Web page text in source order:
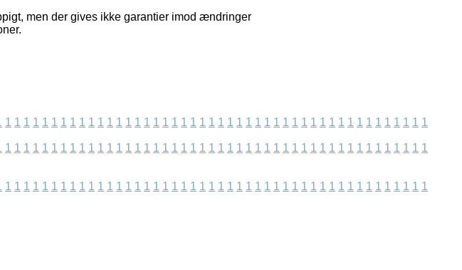
men der gives ikke garantier imod ændringer
1 1 1 1 1 1 1 1 1 1 1 1 1 1 1 1 1 1 1 1 1 1 1 1 1 1 1 1 1 1 1 1 1 1 1 1 1 1 1 1 1 1 1 1 1 1
1 1 1 1 1 1 1 1 1 1 1 1 1 1 1 1 1 1 1 1 1 1 1 1 1 1 1 1 1 1 1 1 1 1 1 1 1 1 1 1 1 1 1 1 1 1
1 1 1 1 1 1 1 1 1 1 1 1 1 1 1 1 1 1 1 1 1 1 1 1 1 1 1 1 1 1 1 1 1 1 1 1 1 1 1 1 1 1 1 1 1 1